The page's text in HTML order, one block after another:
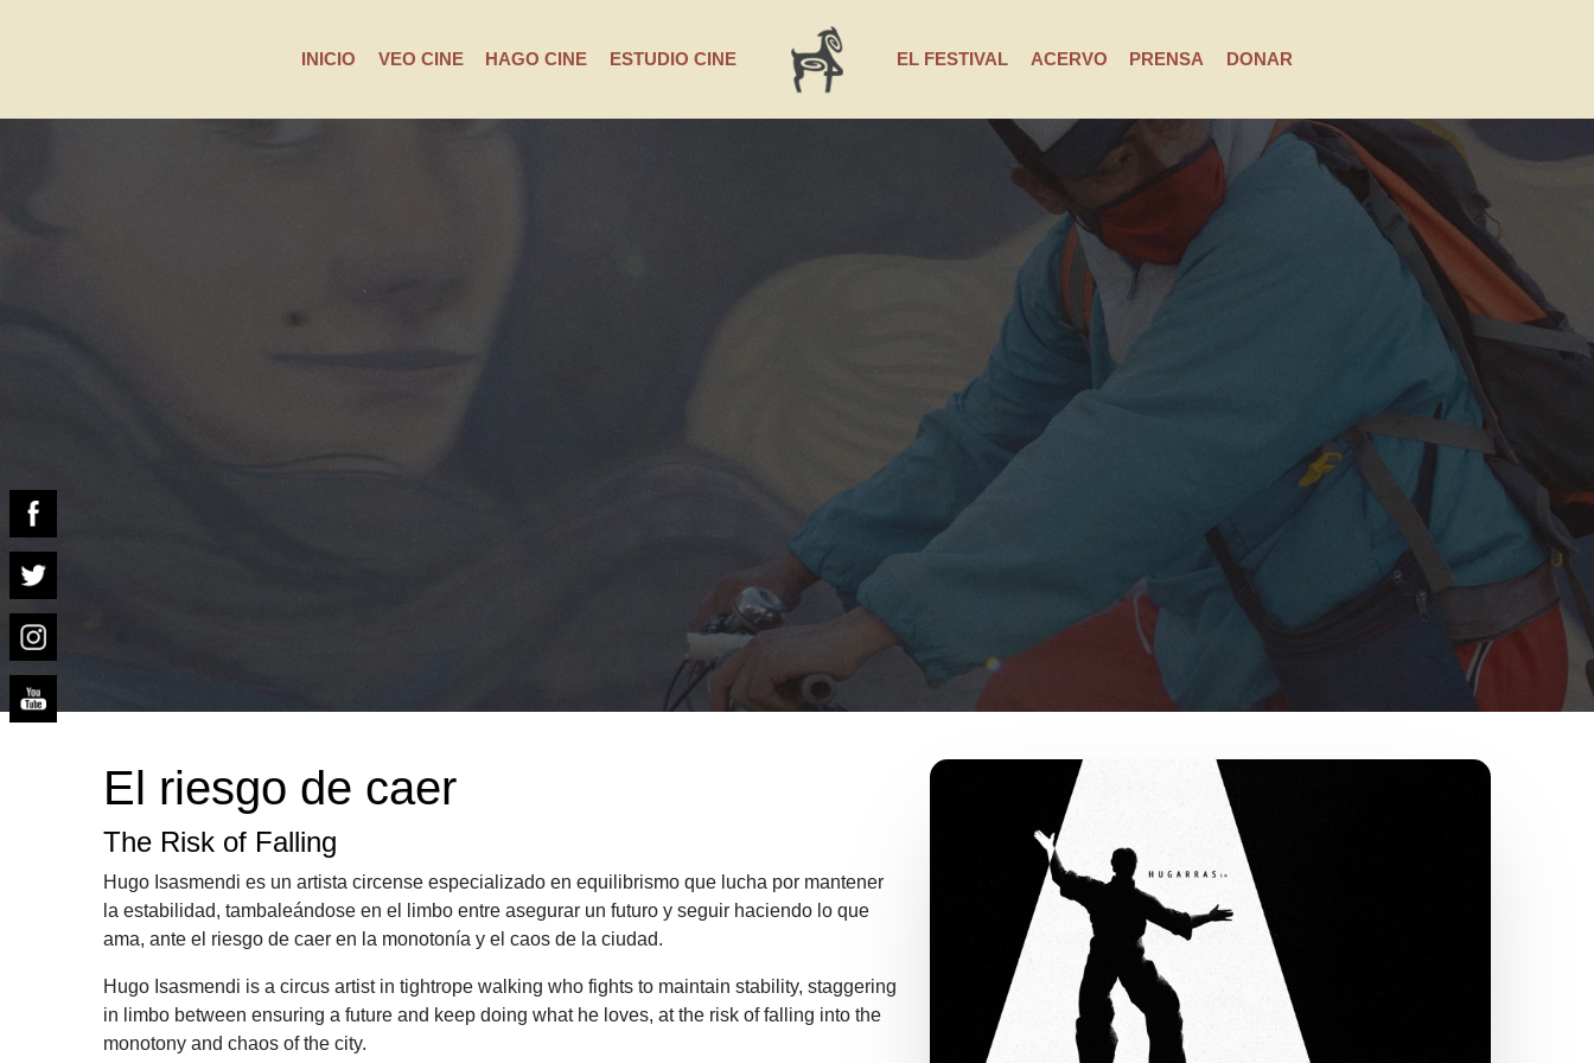
INICIO VEO CINE HAGO CINE ESTUDIO CINE EL FESTIVAL ACERVO PRENSA DONAR
El riesgo de caer
The Risk of Falling
Hugo Isasmendi es un artista circense especializado en equilibrismo que lucha por mantener
la estabilidad, tambaleándose en el limbo entre asegurar un futuro y seguir haciendo lo que
ama, ante el riesgo de caer en la monotonía y el caos de la ciudad.
Hugo Isasmendi is a circus artist in tightrope walking who fights to maintain stability, staggering
in limbo between ensuring a future and keep doing what he loves, at the risk of falling into the
monotony and chaos of the city.